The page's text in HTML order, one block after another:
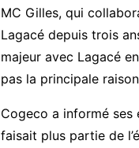
MC Gilles, qui
Lagacé depuis trois
majeur avec Lagacé
pas la principale
Cogeco a informé ses
faisait plus partie de